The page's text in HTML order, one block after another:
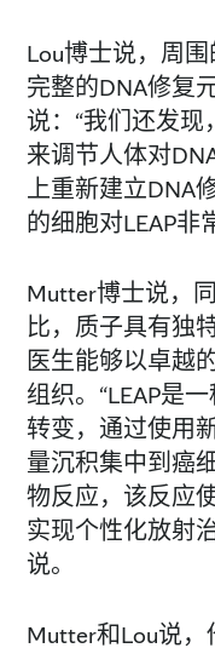
Lou博士说，周
完整的DNA修复
说：“我们还发现
来调节人体对
上重新建立DNA
的细胞对LEAP非
Mutter博士说，
比，质子具有独
医生能够以卓越
组织。“LEAP是
转变，通过使用
量沉积集中到癌
物反应，该反应
实现个性化放射
说。
Mutter和Lou说